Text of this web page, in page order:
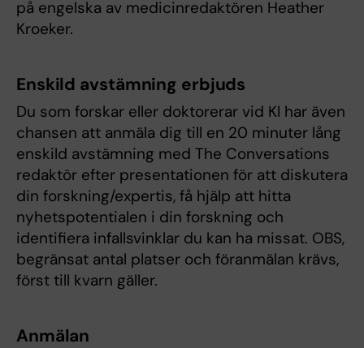
på engelska av medicinredaktören Heather
Kroeker.
Enskild avstämning erbjuds
Du som forskar eller doktorerar vid KI har även
chansen att anmäla dig till en 20 minuter lång
enskild avstämning med The Conversations
redaktör efter presentationen för att diskutera
din forskning/expertis, få hjälp att hitta
nyhetspotentialen i din forskning och
identifiera infallsvinklar du kan ha missat. OBS,
begränsat antal platser och föranmälan krävs,
först till kvarn gäller.
Anmälan